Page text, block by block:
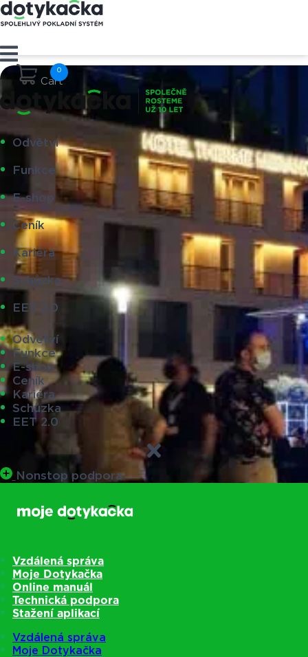
Cart
Odvětví
Funkce
E-shop
Ceník
Kariéra
Schůzka
EET 2.0
Odvětví
Funkce
E-shop
Ceník
Kariéra
Schůzka
EET 2.0
Nonstop podpora
Vzdálená správa
Moje Dotykačka
Online manuál
Technická podpora
Stažení aplikací
Vzdálená správa
Moje Dotykačka